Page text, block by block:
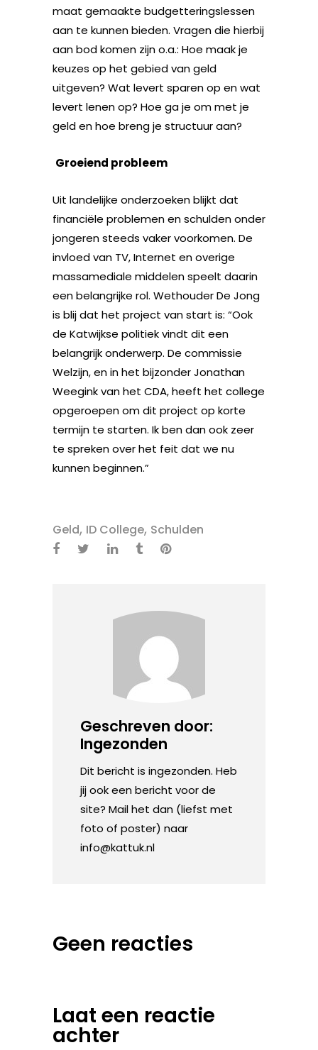
maat gemaakte budgetteringslessen
aan te kunnen bieden. Vragen die hierbij
aan bod komen zijn o.a.: Hoe maak je
keuzes op het gebied van geld
uitgeven? Wat levert sparen op en wat
levert lenen op? Hoe ga je om met je
geld en hoe breng je structuur aan?
Groeiend probleem
Uit landelijke onderzoeken blijkt dat
financiële problemen en schulden onder
jongeren steeds vaker voorkomen. De
invloed van TV, Internet en overige
massamediale middelen speelt daarin
een belangrijke rol. Wethouder De Jong
is blij dat het project van start is: “Ook
de Katwijkse politiek vindt dit een
belangrijk onderwerp. De commissie
Welzijn, en in het bijzonder Jonathan
Weegink van het CDA, heeft het college
opgeroepen om dit project op korte
termijn te starten. Ik ben dan ook zeer
te spreken over het feit dat we nu
kunnen beginnen.”
Geld, ID College, Schulden
Geschreven door:
Ingezonden
Dit bericht is ingezonden. Heb
jij ook een bericht voor de
site? Mail het dan (liefst met
foto of poster) naar
info@kattuk.nl
Geen reacties
Laat een reactie
achter